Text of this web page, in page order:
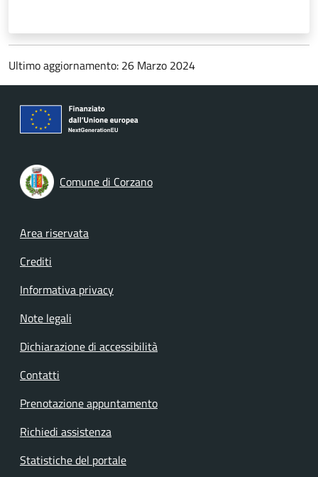
Ultimo aggiornamento: 26 Marzo 2024
Comune di Corzano
Footer menu
Area riservata
Crediti
Informativa privacy
Note legali
Dichiarazione di accessibilità
Contatti
Prenotazione appuntamento
Richiedi assistenza
Statistiche del portale